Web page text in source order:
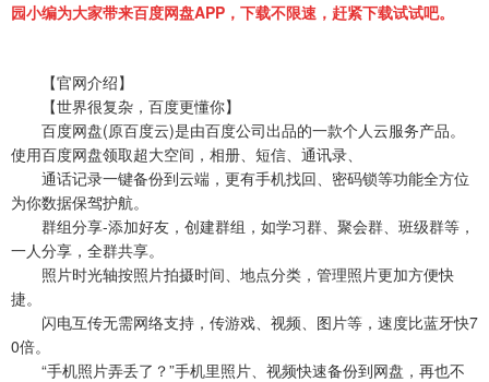
园小编为大家带来百度网盘APP，下载不限速，赶紧下载试试吧。
【官网介绍】
【世界很复杂，百度更懂你】
百度网盘(原百度云)是由百度公司出品的一款个人云服务产品。
使用百度网盘领取超大空间，相册、短信、通讯录、
通话记录一键备份到云端，更有手机找回、密码锁等功能全方位
为你数据保驾护航。
群组分享-添加好友，创建群组，如学习群、聚会群、班级群等，
一人分享，全群共享。
照片时光轴按照片拍摄时间、地点分类，管理照片更加方便快
捷。
闪电互传无需网络支持，传游戏、视频、图片等，速度比蓝牙快7
0倍。
“手机照片弄丢了？”手机里照片、视频快速备份到网盘，再也不